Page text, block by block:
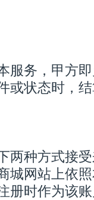
服务，甲方
或状态时，
两种方式接
城网站上依
册时作为该